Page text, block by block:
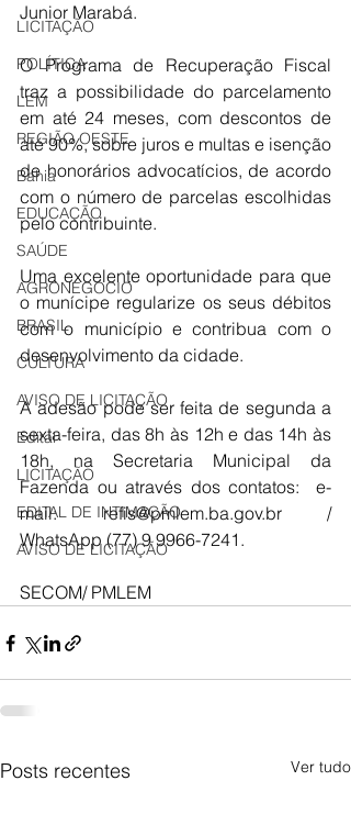
LICITAÇÃO
POLÍTICA
LEM
REGIÃO OESTE
Bahia
EDUCAÇÃO
SAÚDE
AGRONEGÓCIO
BRASIL
CULTURA
AVISO DE LICITAÇÃO
Edital
LICITAÇÃO
EDITAL DE INTIMAÇÃO
AVISO DE LICITAÇÃO
Junior Marabá.
O Programa de Recuperação Fiscal
traz a possibilidade do parcelamento
em até 24 meses, com descontos de
até 90%, sobre juros e multas e isenção
de honorários advocatícios, de acordo
com o número de parcelas escolhidas
pelo contribuinte.
Uma excelente oportunidade para que
o munícipe regularize os seus débitos
com o município e contribua com o
desenvolvimento da cidade.
A adesão pode ser feita de segunda a
sexta-feira, das 8h às 12h e das 14h às
18h, na Secretaria Municipal da
Fazenda ou através dos contatos:  e-
mail: refis@pmlem.ba.gov.br /
WhatsApp (77) 9 9966-7241.
SECOM/ PMLEM
Posts recentes Ver tudo